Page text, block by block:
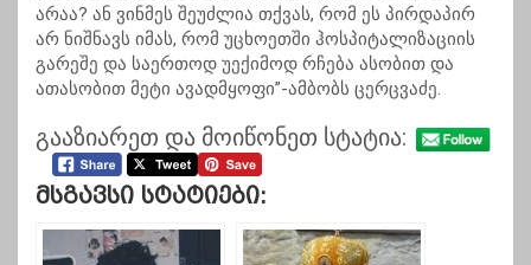
არაა? ან ვინმეს შეუძლია თქვას, რომ ეს პირდაპირ
არ ნიშნავს იმას, რომ უცხოეთში ჰოსპიტალიზაციის
გარეშე და საერთოდ უექიმოდ რჩება ასობით და
ათასობით მეტი ავადმყოფი”-ამბობს ცერცვაძე.
გააზიარეთ და მოიწონეთ სტატია:
Მსგავსი Სტატიები: